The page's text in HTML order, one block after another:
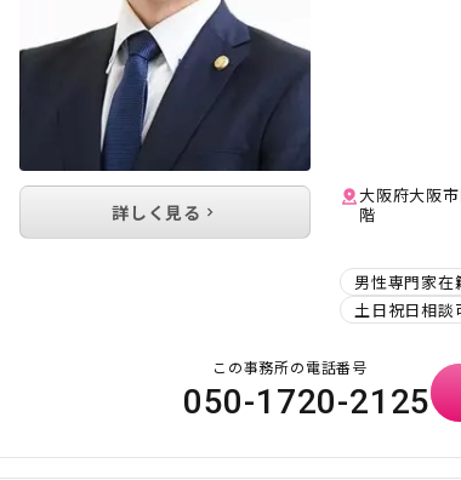
大阪府大阪
階
男性専門家在
土日祝日相談
詳しく見る
この事務所の電話番号
050-1720-2125